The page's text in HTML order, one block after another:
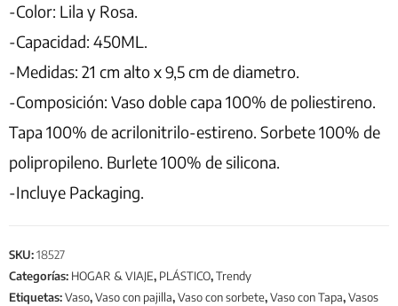
-Color: Lila y Rosa.
-Capacidad: 450ML.
-Medidas: 21 cm alto x 9,5 cm de diametro.
-Composición: Vaso doble capa 100% de poliestireno.
Tapa 100% de acrilonitrilo-estireno. Sorbete 100% de
polipropileno. Burlete 100% de silicona.
-Incluye Packaging.
SKU:18527
Categorías: HOGAR & VIAJE, PLÁSTICO,Trendy
Etiquetas:Vaso,Vaso con pajilla,Vaso con sorbete,Vaso con Tapa,Vasos